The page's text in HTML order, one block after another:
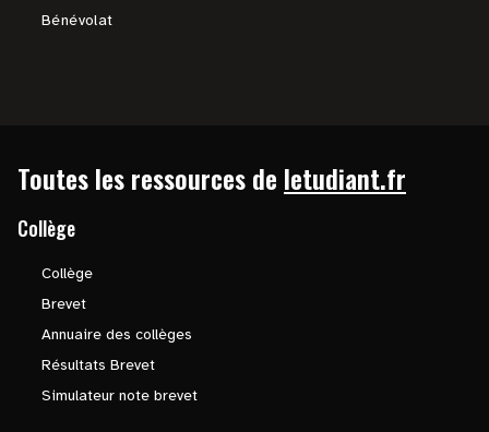
Bénévolat
Toutes les ressources de letudiant.fr
Collège
Collège
Brevet
Annuaire des collèges
Résultats Brevet
Simulateur note brevet